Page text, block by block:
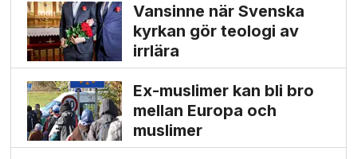
Vansinne när Svenska
kyrkan gör teologi av
irrlära
Ex-muslimer kan bli bro
mellan Europa och
muslimer